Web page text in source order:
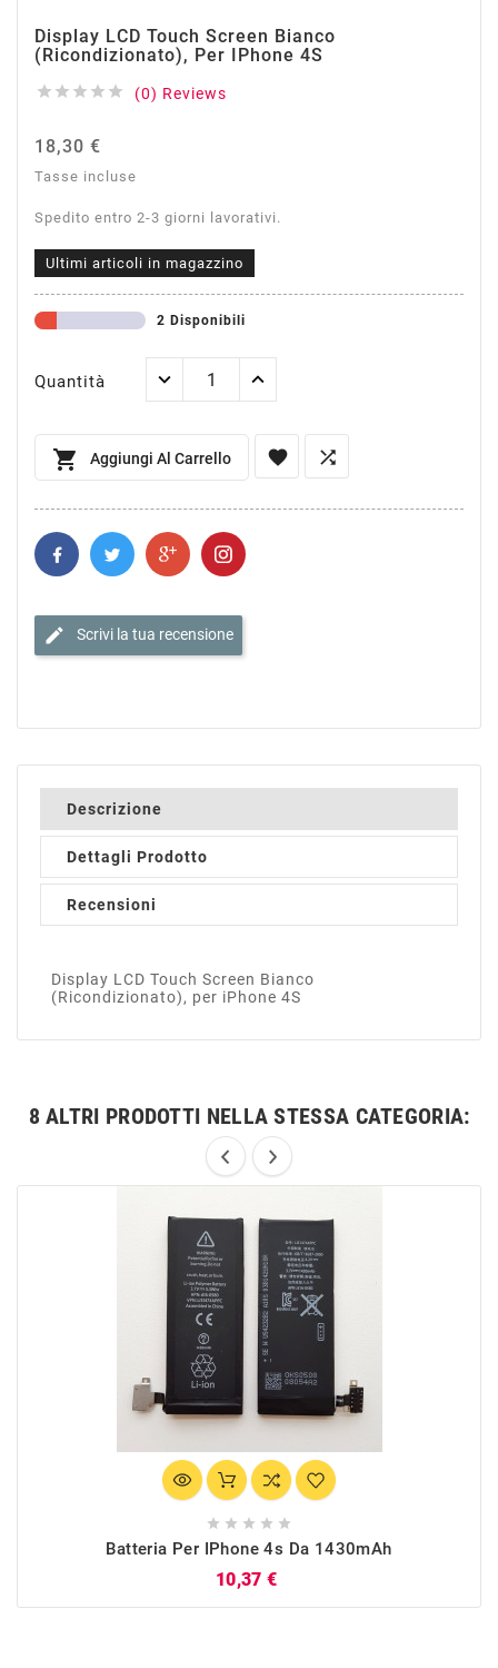
Display LCD Touch Screen Bianco
(Ricondizionato), Per IPhone 4S
     (0) Reviews
18,30 €
Tasse incluse
Spedito entro 2-3 giorni lavorativi.
Ultimi articoli in magazzino
2 Disponibili
Quantità
 Aggiungi Al Carrello  
edit Scrivi la tua recensione
Descrizione
Dettagli Prodotto
Recensioni
Display LCD Touch Screen Bianco
(Ricondizionato), per iPhone 4S
8 ALTRI PRODOTTI NELLA STESSA CATEGORIA:
    
Batteria Per IPhone 4s Da 1430mAh
10,37 €